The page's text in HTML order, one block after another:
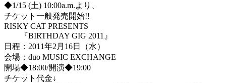
◆1/15 (土) 10:00a.m.より、
チケット一般発売開始!!
RISKY CAT PRESENTS
『BIRTHDAY GIG 2011』
日程：2011年2月16日（水）
会場：duo MUSIC EXCHANGE
開場◆18:00/開演◆19:00
チケット代金↓